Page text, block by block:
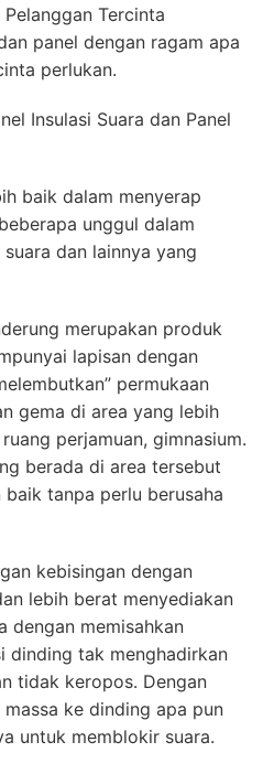
Tercinta
panel dengan ragam apa
perlukan.
Insulasi Suara dan Panel
baik dalam menyerap
unggul dalam
dan lainnya yang
merupakan produk
lapisan dengan
permukaan
gema di area yang lebih
perjamuan, gimnasium.
berada di area tersebut
tanpa perlu berusaha
kebisingan dengan
lebih berat menyediakan
dengan memisahkan
dinding tak menghadirkan
tidak keropos. Dengan
ke dinding apa pun
untuk memblokir suara.